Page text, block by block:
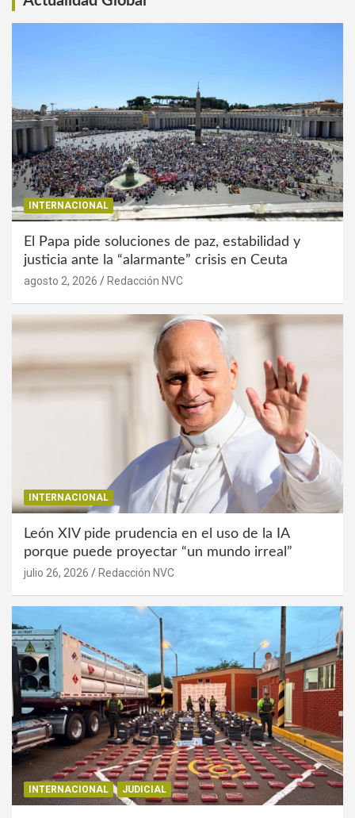
INTERNACIONAL
El Papa pide soluciones de paz, estabilidad y
justicia ante la “alarmante” crisis en Ceuta
agosto 2, 2026 Redacción NVC
INTERNACIONAL
León XIV pide prudencia en el uso de la IA
porque puede proyectar “un mundo irreal”
julio 26, 2026 Redacción NVC
INTERNACIONAL JUDICIAL